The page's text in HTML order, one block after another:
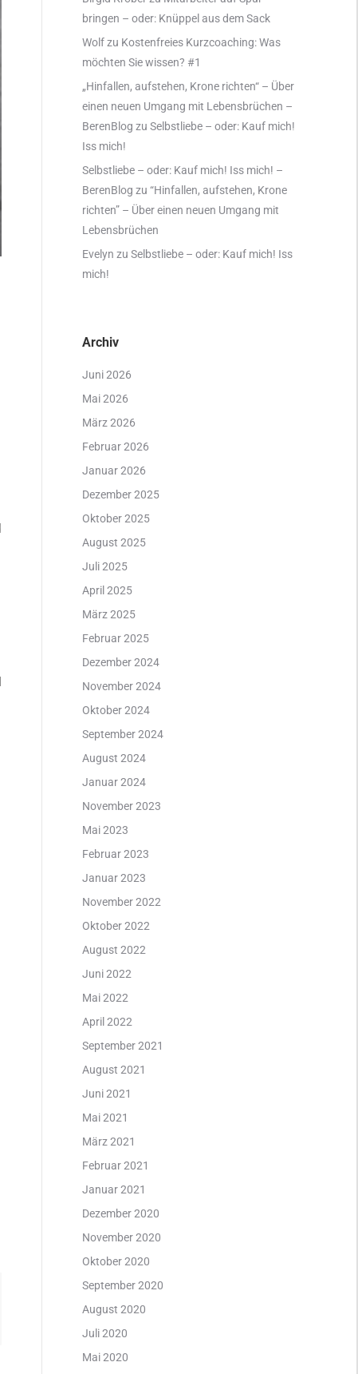
bringen – oder: Knüppel aus dem Sack
Wolfzu Kostenfreies Kurzcoaching: Was
möchten Sie wissen? #1
„Hinfallen, aufstehen, Krone richten“ – Über
einen neuen Umgang mit Lebensbrüchen –
BerenBlog zu Selbstliebe – oder: Kauf mich!
Iss mich!
Selbstliebe – oder: Kauf mich! Iss mich! –
BerenBlog zu “Hinfallen, aufstehen, Krone
richten” – Über einen neuen Umgang mit
Lebensbrüchen
Evelyn zu Selbstliebe – oder: Kauf mich! Iss
mich!
Archiv
Juni 2026
Mai 2026
März 2026
Februar 2026
Januar 2026
Dezember 2025
Oktober 2025
August 2025
Juli 2025
April 2025
März 2025
Februar 2025
Dezember 2024
November 2024
Oktober 2024
September 2024
August 2024
Januar 2024
November 2023
Mai 2023
Februar 2023
Januar 2023
November 2022
Oktober 2022
August 2022
Juni 2022
Mai 2022
April 2022
September 2021
August 2021
Juni 2021
Mai 2021
März 2021
Februar 2021
Januar 2021
Dezember 2020
November 2020
Oktober 2020
September 2020
August 2020
Juli 2020
Mai 2020